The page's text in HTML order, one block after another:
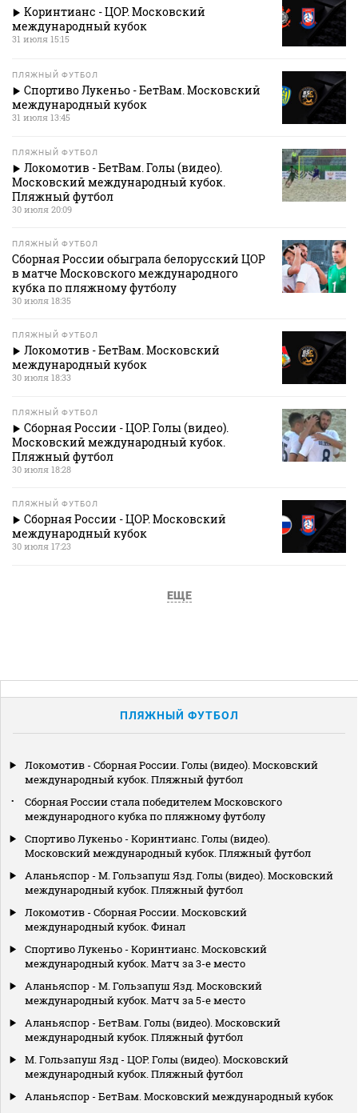
Коринтианс - ЦОР. Московский
международный кубок
31 июля 15:15
ПЛЯЖНЫЙ ФУТБОЛ
Спортиво Лукеньо - БетВам. Московский
международный кубок
31 июля 13:45
ПЛЯЖНЫЙ ФУТБОЛ
Локомотив - БетВам. Голы (видео).
Московский международный кубок.
Пляжный футбол
30 июля 20:09
ПЛЯЖНЫЙ ФУТБОЛ
Сборная России обыграла белорусский ЦОР
в матче Московского международного
кубка по пляжному футболу
30 июля 18:35
ПЛЯЖНЫЙ ФУТБОЛ
Локомотив - БетВам. Московский
международный кубок
30 июля 18:33
ПЛЯЖНЫЙ ФУТБОЛ
Сборная России - ЦОР. Голы (видео).
Московский международный кубок.
Пляжный футбол
30 июля 18:28
ПЛЯЖНЫЙ ФУТБОЛ
Сборная России - ЦОР. Московский
международный кубок
30 июля 17:23
ЕЩЕ
ПЛЯЖНЫЙ ФУТБОЛ
Локомотив - Сборная России. Голы (видео). Московский
международный кубок. Пляжный футбол
Сборная России стала победителем Московского
международного кубка по пляжному футболу
Спортиво Лукеньо - Коринтианс. Голы (видео).
Московский международный кубок. Пляжный футбол
Аланьяспор - М. Гользапуш Язд. Голы (видео). Московский
международный кубок. Пляжный футбол
Локомотив - Сборная России. Московский
международный кубок. Финал
Спортиво Лукеньо - Коринтианс. Московский
международный кубок. Матч за 3-е место
Аланьяспор - М. Гользапуш Язд. Московский
международный кубок. Матч за 5-е место
Аланьяспор - БетВам. Голы (видео). Московский
международный кубок. Пляжный футбол
М. Гользапуш Язд - ЦОР. Голы (видео). Московский
международный кубок. Пляжный футбол
Аланьяспор - БетВам. Московский международный кубок